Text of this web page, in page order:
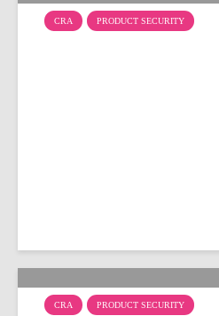
CRA PRODUCT SECURITY
CRA PRODUCT SECURITY